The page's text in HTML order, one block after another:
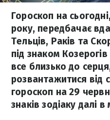
Гороскоп на
року, передбачає
Тельців, Раків та
під знаком
все близько до
розвантажитися від
гороскоп на 29
знаків зодіаку далі в